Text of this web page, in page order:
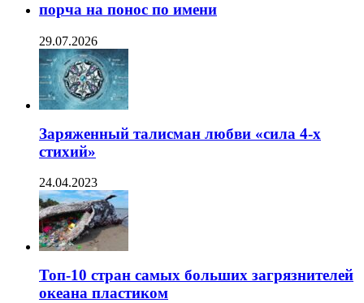
порча на понос по имени
29.07.2026
Заряженный талисман любви «сила 4-х
стихий»
24.04.2023
Топ-10 стран самых больших загрязнителей
океана пластиком